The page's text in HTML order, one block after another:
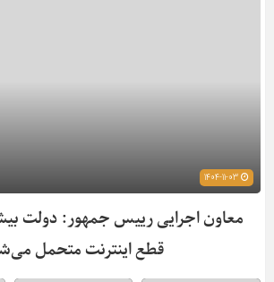
معاون اجرایی رییس جمهور: دولت
قطع اینترنت متحمل